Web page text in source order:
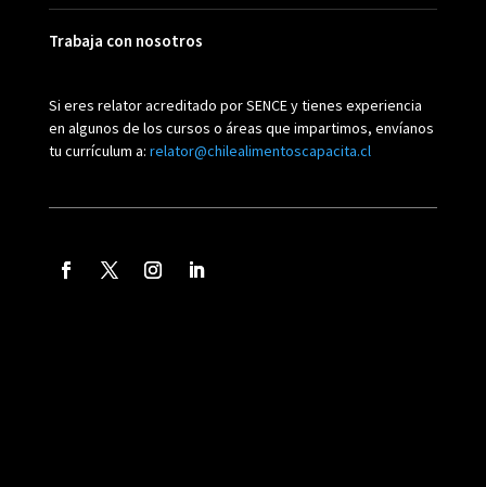
Trabaja con nosotros
Si eres relator acreditado por SENCE y tienes experiencia
en algunos de los cursos o áreas que impartimos, envíanos
tu currículum a: relator@chilealimentoscapacita.cl